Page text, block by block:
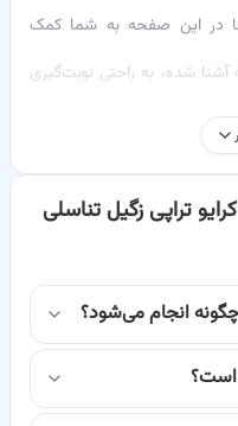
در این صفحه به شما کمک
آشنا شده، به راحتی نوبت‌گیری
در مورد این روش درمانی را به
مقاربتی است که توسط ویروس
ضایعات پوستی است. در این
آلوده را منجمد کرده و
است تا دسترسی شما به این
تراپی زگیل تناسلی
انجام می‌شود؟
است؟